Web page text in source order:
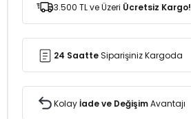
3.500 TL ve Üzeri Ücretsiz Kargo!
24 SaatteSiparişiniz Kargoda
Kolayİade ve DeğişimAvantajı